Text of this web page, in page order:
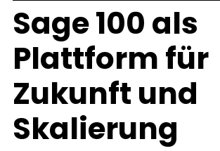
Sage 100 als
Plattform für
Zukunft und
Skalierung